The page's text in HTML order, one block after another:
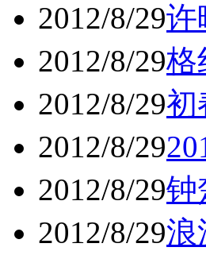
2012/8/29许
2012/8/29格
2012/8/29初
2012/8/29
2012/8/29钟
2012/8/29浪